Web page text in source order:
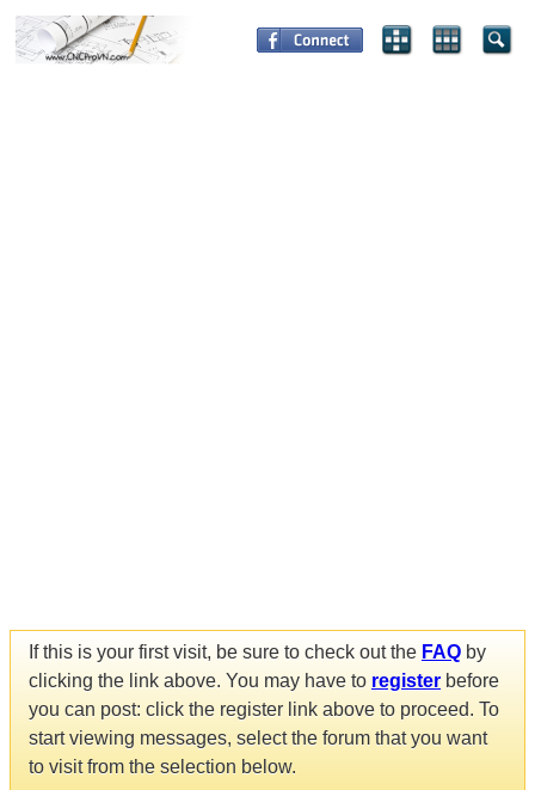
If this is your first visit, be sure to check out the FAQ by
clicking the link above. You may have to register before
you can post: click the register link above to proceed. To
start viewing messages, select the forum that you want
to visit from the selection below.